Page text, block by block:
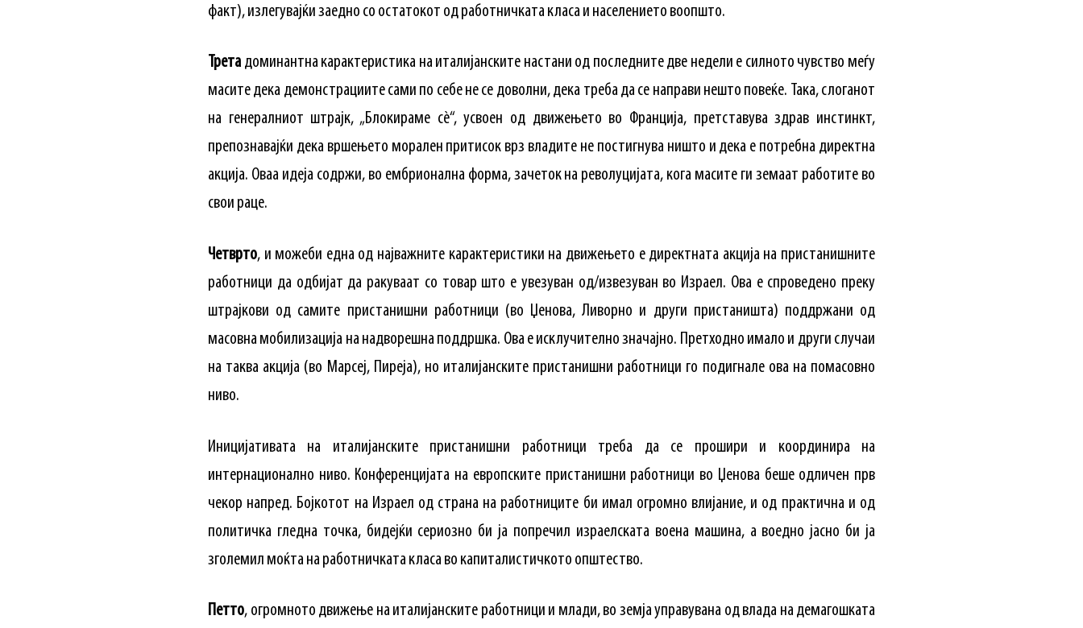
факт), излегувајќи заедно со остатокот од работничката класа и населението воопшто.
Трета доминантна карактеристика на италијанските настани од последните две недели е силното чувство меѓу
масите дека демонстрациите сами по себе не се доволни, дека треба да се направи нешто повеќе. Така, слоганот
на генералниот штрајк, „Блокираме сè“, усвоен од движењето во Франција, претставува здрав инстинкт,
препознавајќи дека вршењето морален притисок врз владите не постигнува ништо и дека е потребна директна
акција. Оваа идеја содржи, во ембрионална форма, зачеток на револуцијата, кога масите ги земаат работите во
свои раце.
Четврто, и можеби една од најважните карактеристики на движењето е директната акција на пристанишните
работници да одбијат да ракуваат со товар што е увезуван од/извезуван во Израел. Ова е спроведено преку
штрајкови од самите пристанишни работници (во Џенова, Ливорно и други пристаништа) поддржани од
масовна мобилизација на надворешна поддршка. Ова е исклучително значајно. Претходно имало и други случаи
на таква акција (во Марсеј, Пиреја), но италијанските пристанишни работници го подигнале ова на помасовно
ниво.
Иницијативата на италијанските пристанишни работници треба да се прошири и координира на
интернационално ниво. Конференцијата на европските пристанишни работници во Џенова беше одличен прв
чекор напред. Бојкотот на Израел од страна на работниците би имал огромно влијание, и од практична и од
политичка гледна точка, бидејќи сериозно би ја попречил израелската воена машина, а воедно јасно би ја
зголемил моќта на работничката класа во капиталистичкото општество.
Петто, огромното движење на италијанските работници и млади, во земја управувана од влада на демагошката